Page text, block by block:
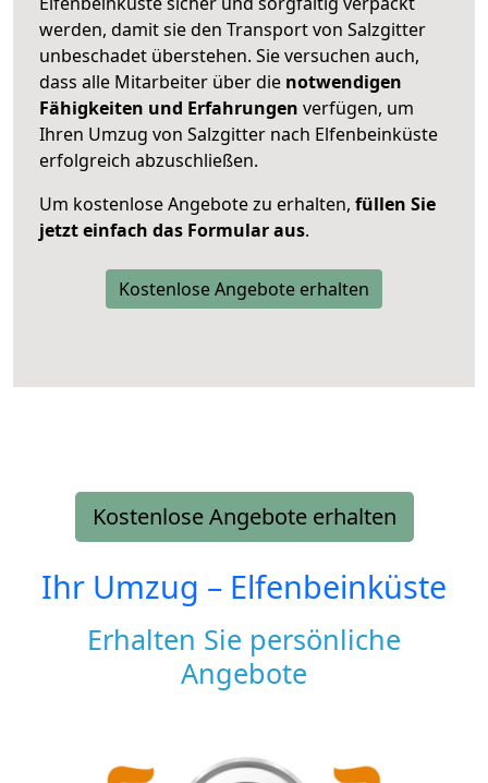
werden, damit sie den Transport von Salzgitter
unbeschadet überstehen. Sie versuchen auch,
dass alle Mitarbeiter über die notwendigen
Fähigkeiten und Erfahrungen verfügen, um
Ihren Umzug von Salzgitter nach Elfenbeinküste
erfolgreich abzuschließen.
Um kostenlose Angebote zu erhalten, füllen Sie
jetzt einfach das Formular aus.
Kostenlose Angebote erhalten
Kostenlose Angebote erhalten
Ihr Umzug – Elfenbeinküste
Erhalten Sie persönliche
Angebote